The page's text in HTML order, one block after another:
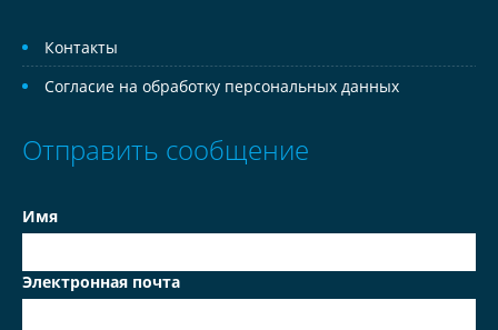
Контакты
Согласие на обработку персональных данных
Отправить сообщение
Имя
Электронная почта